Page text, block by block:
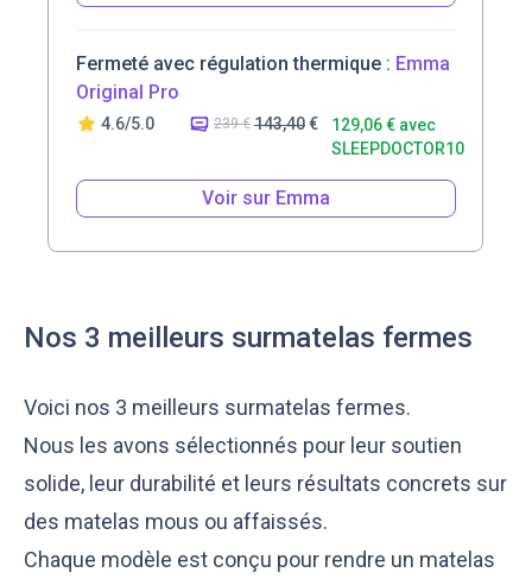
129,06 € avec
SLEEPDOCTOR10
239 €
Fermeté avec régulation thermique : Emma
Original Pro
4.6/5.0 143,40€
Voir sur Emma
Nos 3 meilleurs surmatelas fermes
Voici nos 3 meilleurs surmatelas fermes.
Nous les avons sélectionnés pour leur soutien
solide, leur durabilité et leurs résultats concrets sur
des matelas mous ou affaissés.
Chaque modèle est conçu pour rendre un matelas